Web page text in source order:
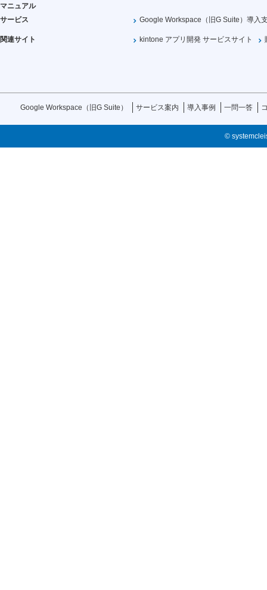
マニュアル
サービス Google Workspace（旧G Suite）導入
関連サイト kintone アプリ開発 サービスサイト
Google Workspace（旧G Suite） サービス案内 導入事例 一問一答
©